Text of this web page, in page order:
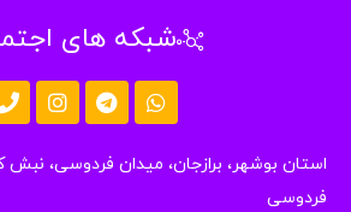
شبکه های اجتماعی